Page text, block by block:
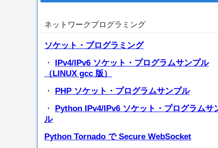
ネットワークプログラミング
ソケット・プログラミング
・ IPv4/IPv6 ソケット・プログラムサンプル
（LINUX gcc 版）
・ PHP ソケット・プログラムサンプル
・ Python IPv4/IPv6 ソケット・プログラムサ
ル
Python Tornado で Secure WebSocket